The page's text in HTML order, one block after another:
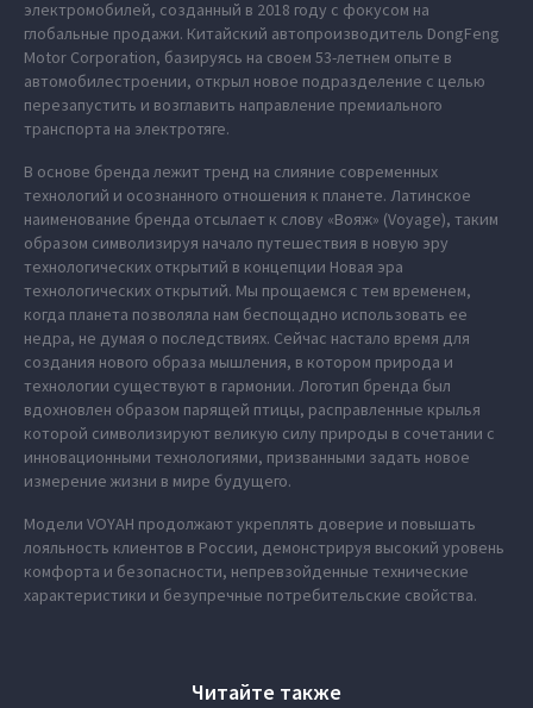
электромобилей, созданный в 2018 году с фокусом на
глобальные продажи. Китайский автопроизводитель DongFeng
Motor Corporation, базируясь на своем 53-летнем опыте в
автомобилестроении, открыл новое подразделение с целью
перезапустить и возглавить направление премиального
транспорта на электротяге.
В основе бренда лежит тренд на слияние современных
технологий и осознанного отношения к планете. Латинское
наименование бренда отсылает к слову «Вояж» (Voyage), таким
образом символизируя начало путешествия в новую эру
технологических открытий в концепции Новая эра
технологических открытий. Мы прощаемся с тем временем,
когда планета позволяла нам беспощадно использовать ее
недра, не думая о последствиях. Сейчас настало время для
создания нового образа мышления, в котором природа и
технологии существуют в гармонии. Логотип бренда был
вдохновлен образом парящей птицы, расправленные крылья
которой символизируют великую силу природы в сочетании с
инновационными технологиями, призванными задать новое
измерение жизни в мире будущего.
Модели VOYAH продолжают укреплять доверие и повышать
лояльность клиентов в России, демонстрируя высокий уровень
комфорта и безопасности, непревзойденные технические
характеристики и безупречные потребительские свойства.
Читайте также